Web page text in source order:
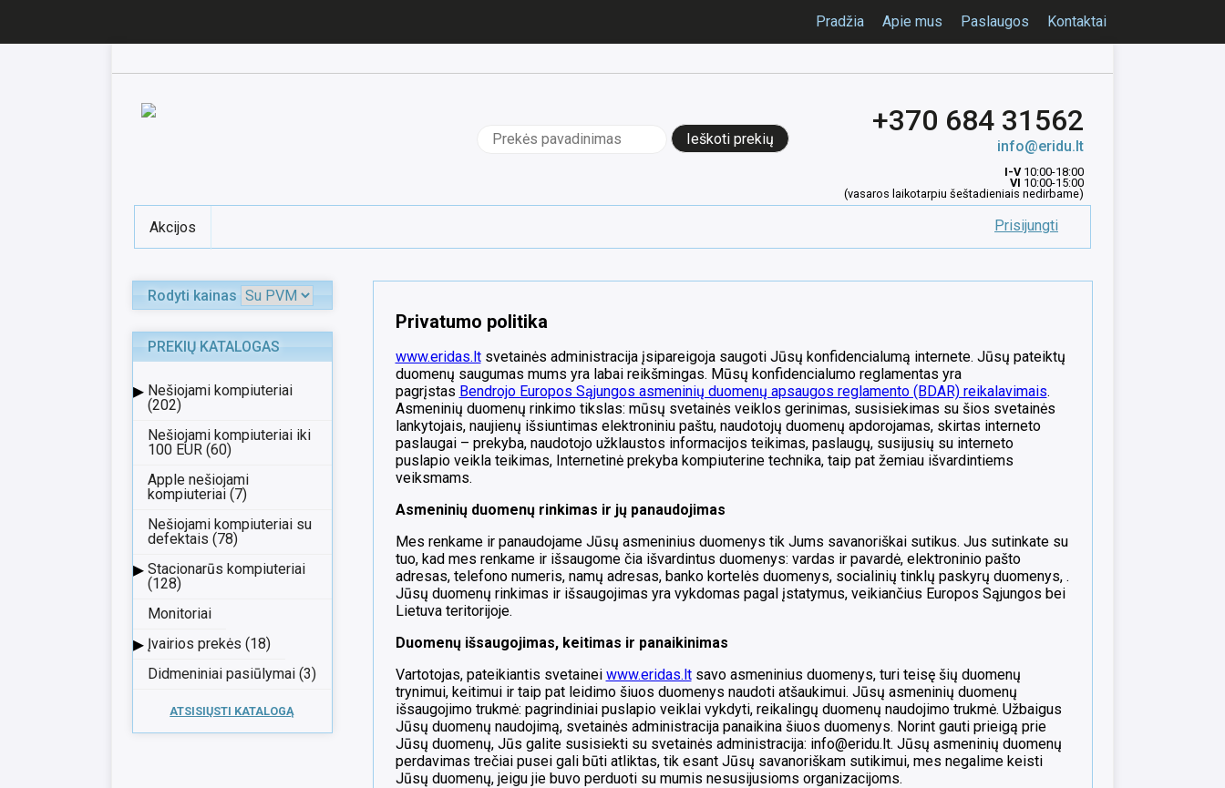
Pradžia Apie mus Paslaugos Kontaktai
Ieškoti: +370 684 31562
info@eridu.lt
I-V10:00-18:00
VI 10:00-15:00
(vasaros laikotarpiu šeštadieniais nedirbame)
Prisijungti
Akcijos
Rodyti kainas
PREKIŲ KATALOGAS
▸ Nešiojami kompiuteriai
(202)
Nešiojami kompiuteriai iki
100 EUR (60)
Apple nešiojami
kompiuteriai (7)
Nešiojami kompiuteriai su
defektais (78)
▸ Stacionarūs kompiuteriai
(128)
Monitoriai
▸ Įvairios prekės (18)
Didmeniniai pasiūlymai (3)
ATSISIŲSTI KATALOGĄ
Privatumo politika
www.eridas.ltsvetainės administracija įsipareigoja saugoti Jūsų konfidencialumą internete. Jūsų pateiktų
duomenų saugumas mums yra labai reikšmingas. Mūsų konfidencialumo reglamentas yra
pagrįstas Bendrojo Europos Sąjungos asmeninių duomenų apsaugos reglamento (BDAR) reikalavimais.
Asmeninių duomenų rinkimo tikslas: mūsų svetainės veiklos gerinimas, susisiekimas su šios svetainės
lankytojais, naujienų išsiuntimas elektroniniu paštu, naudotojų duomenų apdorojamas, skirtas interneto
paslaugai – prekyba, naudotojo užklaustos informacijos teikimas, paslaugų, susijusių su interneto
puslapio veikla teikimas, Internetinė prekyba kompiuterine technika, taip pat žemiau išvardintiems
veiksmams.
Asmeninių duomenų rinkimas ir jų panaudojimas
Mes renkame ir panaudojame Jūsų asmeninius duomenys tik Jums savanoriškai sutikus. Jus sutinkate su
tuo, kad mes renkame ir išsaugome čia išvardintus duomenys: vardas ir pavardė, elektroninio pašto
adresas, telefono numeris, namų adresas, banko kortelės duomenys, socialinių tinklų paskyrų duomenys, .
Jūsų duomenų rinkimas ir išsaugojimas yra vykdomas pagal įstatymus, veikiančius Europos Sąjungos bei
Lietuva teritorijoje.
Duomenų išsaugojimas, keitimas ir panaikinimas
Vartotojas, pateikiantis svetainei www.eridas.ltsavo asmeninius duomenys, turi teisę šių duomenų
trynimui, keitimui ir taip pat leidimo šiuos duomenys naudoti atšaukimui. Jūsų asmeninių duomenų
išsaugojimo trukmė: pagrindiniai puslapio veiklai vykdyti, reikalingų duomenų naudojimo trukmė. Užbaigus
Jūsų duomenų naudojimą, svetainės administracija panaikina šiuos duomenys. Norint gauti prieigą prie
Jūsų duomenų, Jūs galite susisiekti su svetainės administracija: info@eridu.lt. Jūsų asmeninių duomenų
perdavimas trečiai pusei gali būti atliktas, tik esant Jūsų savanoriškam sutikimui, mes negalime keisti
Jūsų duomenų, jeigu jie buvo perduoti su mumis nesusijusioms organizacijoms.